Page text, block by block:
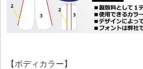
【ボディカラー】